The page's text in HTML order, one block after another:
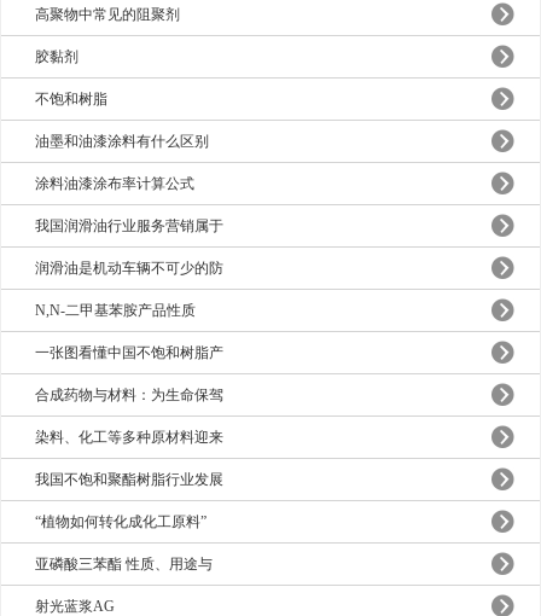
高聚物中常见的阻聚剂
胶黏剂
不饱和树脂
油墨和油漆涂料有什么区别
涂料油漆涂布率计算公式
我国润滑油行业服务营销属于
润滑油是机动车辆不可少的防
N,N-二甲基苯胺产品性质
一张图看懂中国不饱和树脂产
合成药物与材料：为生命保驾
染料、化工等多种原材料迎来
我国不饱和聚酯树脂行业发展
“植物如何转化成化工原料”
亚磷酸三苯酯 性质、用途与
射光蓝浆AG